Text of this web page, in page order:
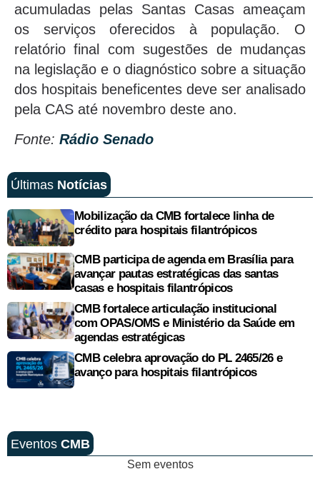
acumuladas pelas Santas Casas ameaçam
os serviços oferecidos à população. O
relatório final com sugestões de mudanças
na legislação e o diagnóstico sobre a situação
dos hospitais beneficentes deve ser analisado
pela CAS até novembro deste ano.
Fonte: Rádio Senado
Últimas Notícias
Mobilização da CMB fortalece linha de
crédito para hospitais filantrópicos
CMB participa de agenda em Brasília para
avançar pautas estratégicas das santas
casas e hospitais filantrópicos
CMB fortalece articulação institucional
com OPAS/OMS e Ministério da Saúde em
agendas estratégicas
CMB celebra aprovação do PL 2465/26 e
avanço para hospitais filantrópicos
Eventos CMB
Sem eventos